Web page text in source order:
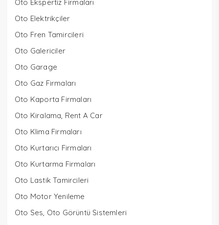
Oto Ekspertiz Firmaları
Oto Elektrikçiler
Oto Fren Tamircileri
Oto Galericiler
Oto Garage
Oto Gaz Firmaları
Oto Kaporta Firmaları
Oto Kiralama, Rent A Car
Oto Klima Firmaları
Oto Kurtarıcı Firmaları
Oto Kurtarma Firmaları
Oto Lastik Tamircileri
Oto Motor Yenileme
Oto Ses, Oto Görüntü Sistemleri